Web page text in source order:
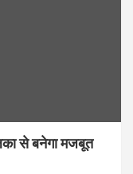
से बनेगा मजबूत